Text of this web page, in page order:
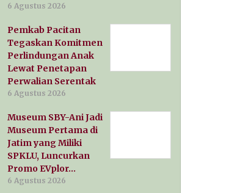
6 Agustus 2026
Pemkab Pacitan
Tegaskan Komitmen
Perlindungan Anak
Lewat Penetapan
Perwalian Serentak
6 Agustus 2026
Museum SBY-Ani Jadi
Museum Pertama di
Jatim yang Miliki
SPKLU, Luncurkan
Promo EVplor…
6 Agustus 2026